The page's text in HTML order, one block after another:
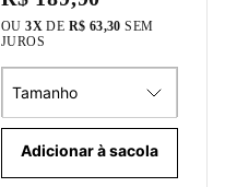
OU 3X DE R$ 63,30 SEM
JUROS
Tamanho
Adicionar à sacola